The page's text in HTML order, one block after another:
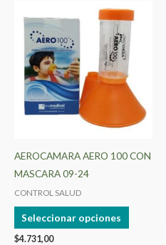
AEROCAMARA AERO 100 CON
MASCARA 09-24
CONTROL SALUD
Seleccionar opciones
Este
tiene
múltiples
variantes.
Las
opciones
pueden
la
$4.731,00